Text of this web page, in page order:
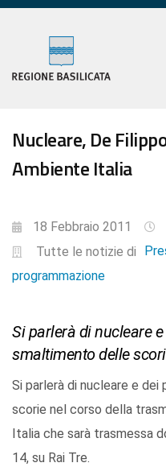
Nucleare, De
Ambiente Italia
18 Febbraio 2011
Tutte le notizie di
programmazione
Si parlerà di nucleare
smaltimento delle
Si parlerà di nucleare e
scorie nel corso della
Italia che sarà trasmessa
14, su Rai Tre.